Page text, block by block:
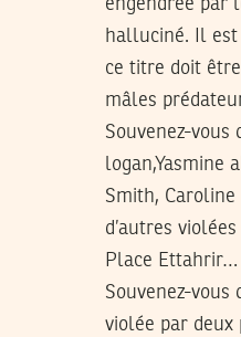
engendrée par
halluciné. Il
ce titre doit
mâles
Souvenez-vous
logan,Yasmine
Smith, Caroline
d’autres
Place Ettahrir…
Souvenez-vous
violée par deux